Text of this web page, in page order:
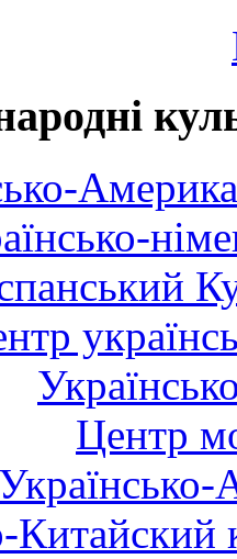
Центр
Українсько-